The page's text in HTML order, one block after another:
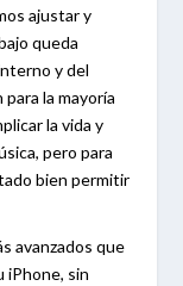
ajustar y
queda
y del
la mayoría
la vida y
pero para
bien permitir
avanzados que
iPhone, sin